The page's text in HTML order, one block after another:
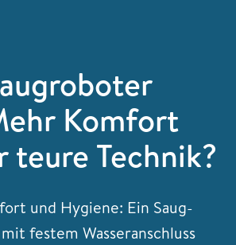
Komfort
teure Technik?
und Hygiene: Ein Saug-
festem Wasseranschluss